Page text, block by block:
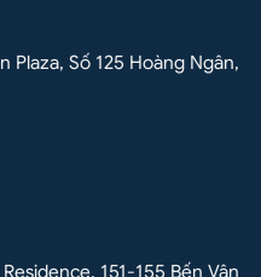
Plaza, Số 125 Hoàng Ngân,
151-155 Bến Vân